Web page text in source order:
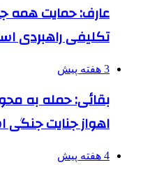
عارف: حمایت همه
تکلیفی راهبردی
3 هفته پیش
بقائی: حمله به
اهواز جنایت
4 هفته پیش